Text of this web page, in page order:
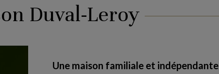
Duval-Leroy
Une maison familiale et indépendante